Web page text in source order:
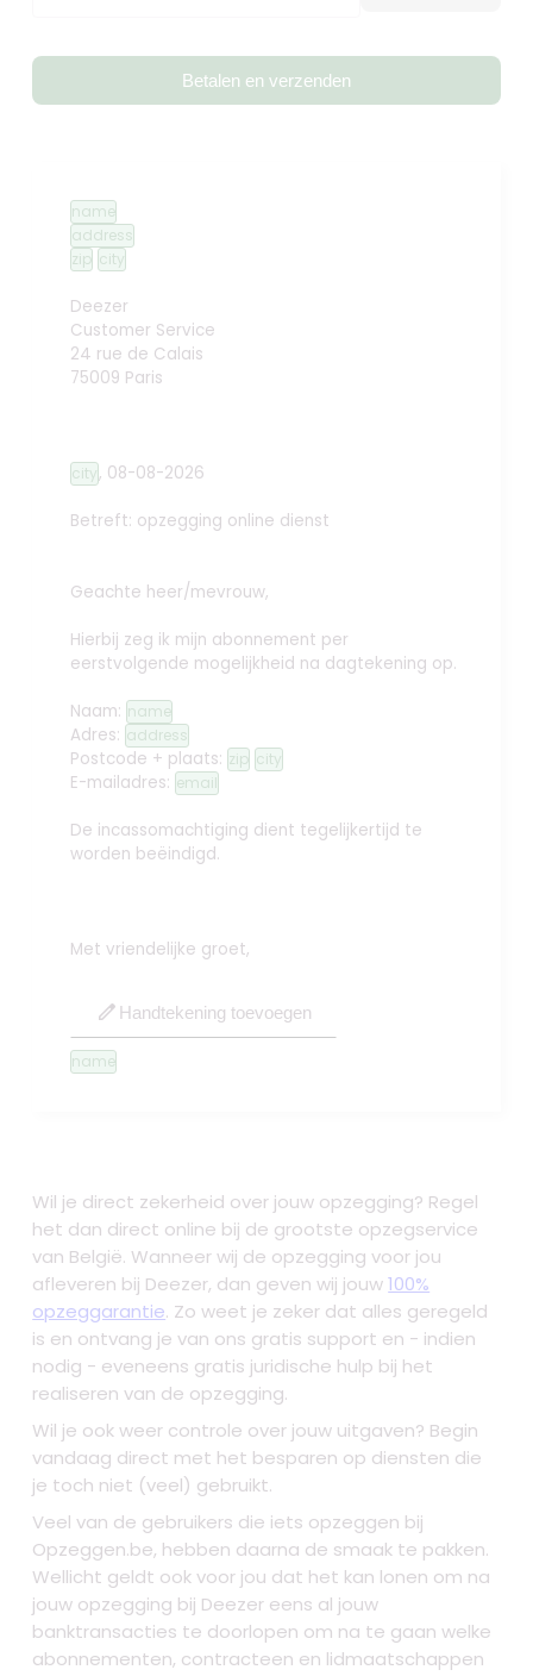
Betalen en verzenden
name
address
zip city
Deezer
Customer Service
24 rue de Calais
75009 Paris
city, 08-08-2026
Betreft: opzegging online dienst
Geachte heer/mevrouw,
Hierbij zeg ik mijn abonnement per
eerstvolgende mogelijkheid na dagtekening op.
Naam: name
Adres: address
Postcode + plaats: zip city
E-mailadres: email
De incassomachtiging dient tegelijkertijd te
worden beëindigd.
Met vriendelijke groet,
edit Handtekening toevoegen
name
Wil je direct zekerheid over jouw opzegging? Regel
het dan direct online bij de grootste opzegservice
van België. Wanneer wij de opzegging voor jou
afleveren bij Deezer, dan geven wij jouw100%
opzeggarantie. Zo weet je zeker dat alles geregeld
is en ontvang je van ons gratis support en - indien
nodig - eveneens gratis juridische hulp bij het
realiseren van de opzegging.
Wil je ook weer controle over jouw uitgaven? Begin
vandaag direct met het besparen op diensten die
je toch niet (veel) gebruikt.
Veel van de gebruikers die iets opzeggen bij
Opzeggen.be, hebben daarna de smaak te pakken.
Wellicht geldt ook voor jou dat het kan lonen om na
jouw opzegging bij Deezer eens al jouw
banktransacties te doorlopen om na te gaan welke
abonnementen, contracteen en lidmaatschappen